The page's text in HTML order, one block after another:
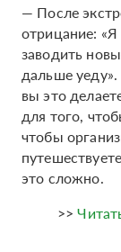
— После
отрицание: «Я
заводить
дальше уеду».
вы это
для того,
чтобы
это сложно.
>>